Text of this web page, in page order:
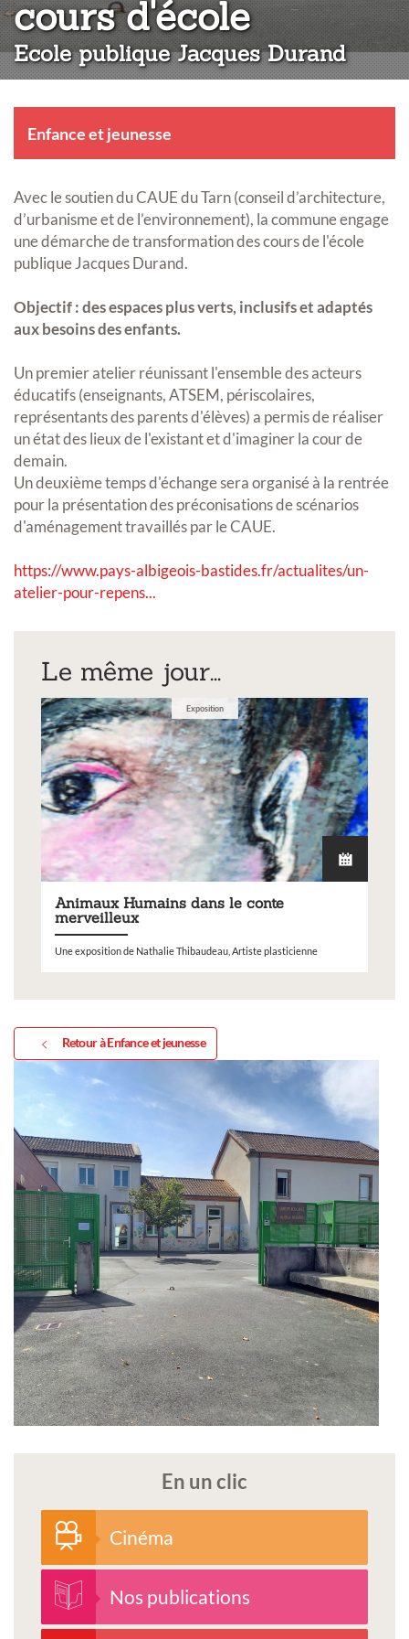
cours d'école:
Ecole publique Jacques Durand
Enfance et jeunesse
Avec le soutien du CAUE du Tarn (conseil d’architecture,
d’urbanisme et de l’environnement), la commune engage
une démarche de transformation des cours de l'école
publique Jacques Durand.
Objectif : des espaces plus verts, inclusifs et adaptés
aux besoins des enfants.
Un premier atelier réunissant l'ensemble des acteurs
éducatifs (enseignants, ATSEM, périscolaires,
représentants des parents d'élèves) a permis de réaliser
un état des lieux de l'existant et d'imaginer la cour de
demain.
Un deuxième temps d'échange sera organisé à la rentrée
pour la présentation des préconisations de scénarios
d'aménagement travaillés par le CAUE.
https://www.pays-albigeois-bastides.fr/actualites/un-
atelier-pour-repens...
Le même jour...
Exposition
Animaux Humains dans le conte
merveilleux
Une exposition de Nathalie Thibaudeau, Artiste plasticienne
Retour à Enfance et jeunesse
En un clic
Cinéma
Nos publications